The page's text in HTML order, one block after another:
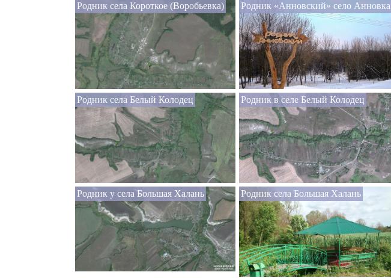
Родник села Короткое (Воробьевка) Родник «Анновский» село Анновка
Родник села Белый Колодец Родник в селе Белый Колодец
Родник у села Большая Халань Родник села Большая Халань